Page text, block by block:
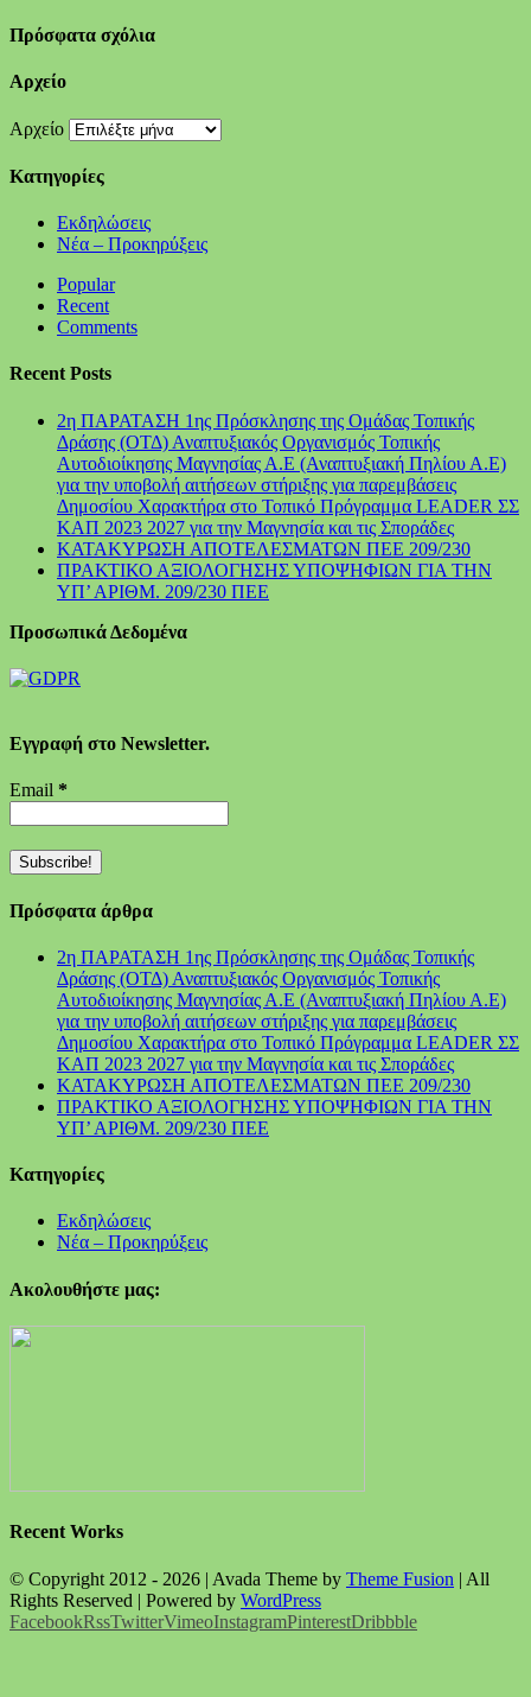
Πρόσφατα σχόλια
Αρχείο
Αρχείο
Kατηγορίες
Εκδηλώσεις
Νέα – Προκηρύξεις
Popular
Recent
Comments
Recent Posts
2η ΠΑΡΑΤΑΣΗ 1ης Πρόσκλησης της Ομάδας Τοπικής
Δράσης (ΟΤΔ) Αναπτυξιακός Οργανισμός Τοπικής
Αυτοδιοίκησης Μαγνησίας Α.Ε (Αναπτυξιακή Πηλίου Α.Ε)
για την υποβολή αιτήσεων στήριξης για παρεμβάσεις
Δημοσίου Χαρακτήρα στο Τοπικό Πρόγραμμα LEADER ΣΣ
ΚΑΠ 2023 2027 για την Μαγνησία και τις Σποράδες
ΚΑΤΑΚΥΡΩΣΗ ΑΠΟΤΕΛΕΣΜΑΤΩΝ ΠΕΕ 209/230
ΠΡΑΚΤΙΚΟ ΑΞΙΟΛΟΓΗΣΗΣ ΥΠΟΨΗΦΙΩΝ ΓΙΑ ΤΗΝ
ΥΠ’ ΑΡΙΘΜ. 209/230 ΠΕΕ
Προσωπικά Δεδομένα
Εγγραφή στο Newsletter.
Email *
Πρόσφατα άρθρα
2η ΠΑΡΑΤΑΣΗ 1ης Πρόσκλησης της Ομάδας Τοπικής
Δράσης (ΟΤΔ) Αναπτυξιακός Οργανισμός Τοπικής
Αυτοδιοίκησης Μαγνησίας Α.Ε (Αναπτυξιακή Πηλίου Α.Ε)
για την υποβολή αιτήσεων στήριξης για παρεμβάσεις
Δημοσίου Χαρακτήρα στο Τοπικό Πρόγραμμα LEADER ΣΣ
ΚΑΠ 2023 2027 για την Μαγνησία και τις Σποράδες
ΚΑΤΑΚΥΡΩΣΗ ΑΠΟΤΕΛΕΣΜΑΤΩΝ ΠΕΕ 209/230
ΠΡΑΚΤΙΚΟ ΑΞΙΟΛΟΓΗΣΗΣ ΥΠΟΨΗΦΙΩΝ ΓΙΑ ΤΗΝ
ΥΠ’ ΑΡΙΘΜ. 209/230 ΠΕΕ
Kατηγορίες
Εκδηλώσεις
Νέα – Προκηρύξεις
Ακολουθήστε μας:
Recent Works
© Copyright 2012 - 2026 | Avada Theme by Theme Fusion | All
Rights Reserved | Powered by WordPress
FacebookRssTwitterVimeoInstagramPinterestDribbble